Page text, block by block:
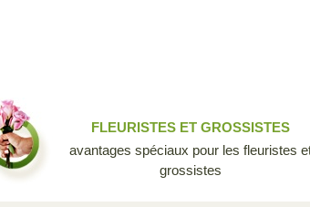
FLEURISTES ET GROSSISTES
avantages spéciaux pour les fleuristes
grossistes